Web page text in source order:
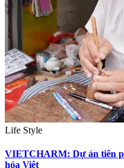
Life Style
VIETCHARM: Dự án tiên
hóa Việt